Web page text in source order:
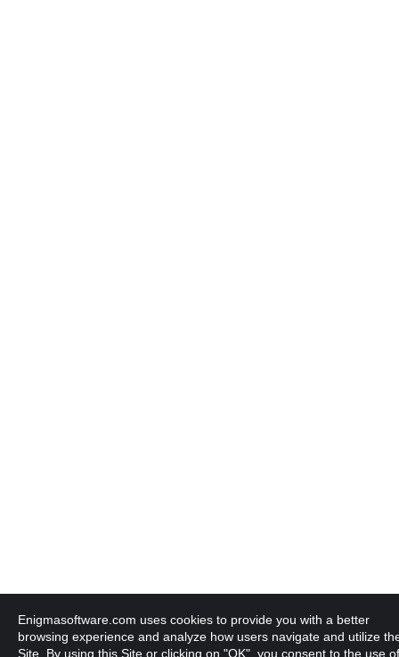
Enigmasoftware.com uses cookies to provide you with a better
browsing experience and analyze how users navigate and utilize
Site. By using this Site or clicking on "OK", you consent to the use of